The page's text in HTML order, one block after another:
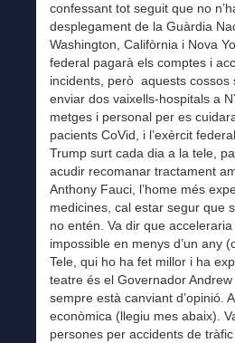
confessant tot seguit que no
desplegament de la Guàrdia
Washington, Califòrnia i Nova
federal pagarà els comptes i
incidents, però aquests cossos
enviar dos vaixells-hospitals a
metges i personal per es
pacients CoVid, i l’exèrcit
Trump surt cada dia a la tele,
acudir recomanar tractament
Anthony Fauci, l’home més
medicines, cal estar segur que
no entén. Va dir que
impossible en menys d’un any
Tele, qui ho ha fet millor i ha
teatre és el Governador
sempre està canviant d’opinió.
econòmica (llegiu mes abaix).
persones per accidents de